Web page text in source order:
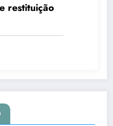
restituição